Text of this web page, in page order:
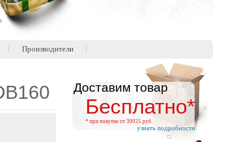
Производители
Доставим товар
Бесплатно*
* при покупке от 30025 руб.
узнать подробности